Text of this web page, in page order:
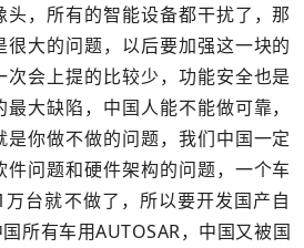
，所有的智能设备都干扰了，那
大的问题，以后要加强这一块的
会上提的比较少，功能安全也是
大缺陷，中国人能不能做可靠，
你做不做的问题，我们中国一定
问题和硬件架构的问题，一个车
台就不做了，所以要开发国产自
所有车用AUTOSAR，中国又被国